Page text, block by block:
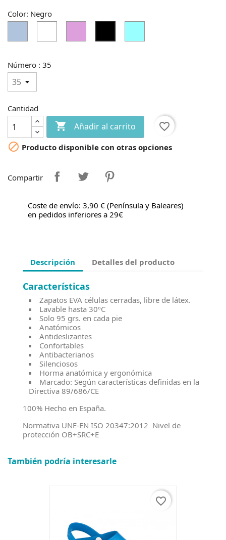
Color: Negro
Claro
Ciruela
Número : 35
Cantidad
 Añadir al carrito
favorite_border
 Producto disponible con otras opciones
Compartir
Coste de envío: 3,90 € (Península y Baleares)
en pedidos inferiores a 29€
Descripción Detalles del producto
Características
Zapatos EVA células cerradas, libre de látex.
Lavable hasta 30ºC
Solo 95 grs. en cada pie
Anatómicos
Antideslizantes
Confortables
Antibacterianos
Silenciosos
Horma anatómica y ergonómica
Marcado: Según características definidas en la
Directiva 89/686/CE
100% Hecho en España.
Normativa UNE-EN ISO 20347:2012 Nivel de
protección OB+SRC+E
También podría interesarle
favorite_border